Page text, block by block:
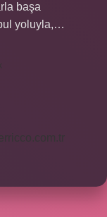
başa
yoluyla,…